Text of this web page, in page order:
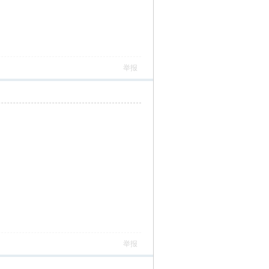
举报
举报